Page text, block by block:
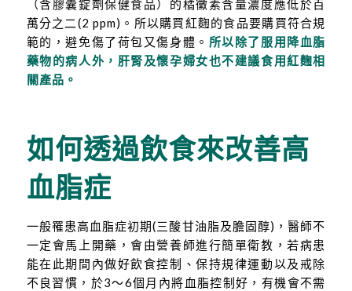
（含膠囊錠劑保健食品）的橘黴素含量濃度應低於百
萬分之二(2 ppm)。所以購買紅麴的食品要購買符合規
範的，避免傷了荷包又傷身體。 所以除了服用降血脂
藥物的病人外，肝腎及懷孕婦女也不建議食用紅麴相
關產品。
如何透過飲食來改善高
血脂症
一般罹患高血脂症初期(三酸甘油脂及膽固醇)，醫師不
一定會馬上開藥，會由營養師進行簡單衛教，若病患
能在此期間內做好飲食控制、保持規律運動以及戒除
不良習慣，於3～6個月內將血脂控制好，有機會不需